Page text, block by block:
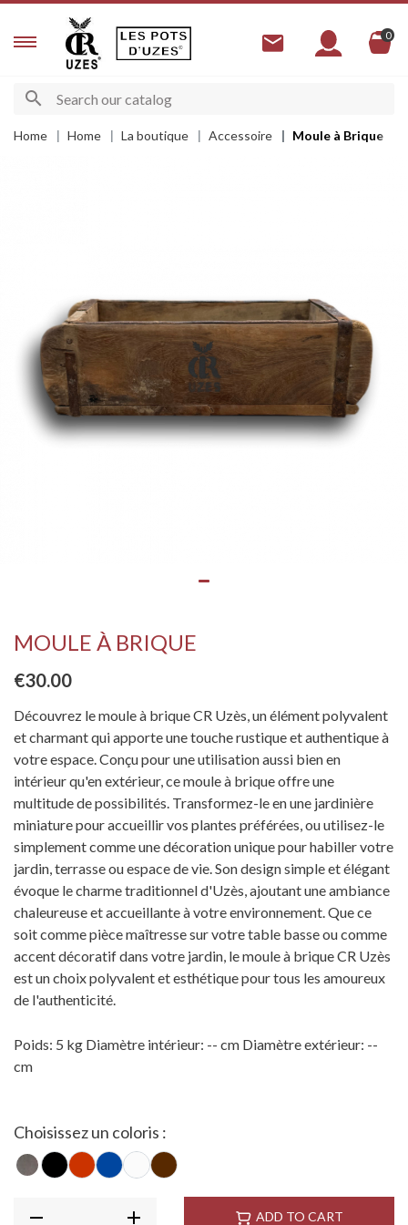
0
Home Home La boutique Accessoire Moule à Brique
MOULE À BRIQUE
€30.00
Découvrez le moule à brique CR Uzès, un élément polyvalent
et charmant qui apporte une touche rustique et authentique à
votre espace. Conçu pour une utilisation aussi bien en
intérieur qu'en extérieur, ce moule à brique offre une
multitude de possibilités. Transformez-le en une jardinière
miniature pour accueillir vos plantes préférées, ou utilisez-le
simplement comme une décoration unique pour habiller votre
jardin, terrasse ou espace de vie. Son design simple et élégant
évoque le charme traditionnel d'Uzès, ajoutant une ambiance
chaleureuse et accueillante à votre environnement. Que ce
soit comme pièce maîtresse sur votre table basse ou comme
accent décoratif dans votre jardin, le moule à brique CR Uzès
est un choix polyvalent et esthétique pour tous les amoureux
de l'authenticité.
Poids: 5 kg Diamètre intérieur: -- cm Diamètre extérieur: --
cm
Choisissez un coloris :
ADD TO CART